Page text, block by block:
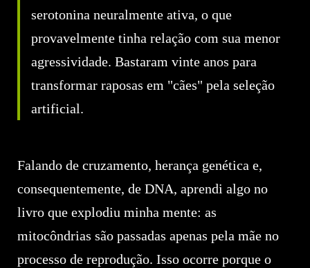
serotonina neuralmente ativa, o que
provavelmente tinha relação com sua menor
agressividade. Bastaram vinte anos para
transformar raposas em "cães" pela seleção
artificial.
Falando de cruzamento, herança genética e,
consequentemente, de DNA, aprendi algo no
livro que explodiu minha mente: as
mitocôndrias são passadas apenas pela mãe no
processo de reprodução. Isso ocorre porque o